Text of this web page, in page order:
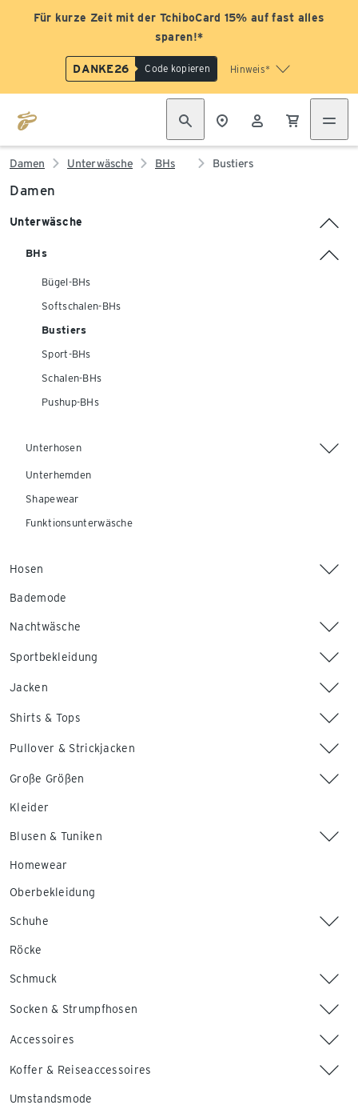
Für kurze Zeit mit der TchiboCard 15% auf fast alles
sparen!*
DANKE26 Code kopieren Hinweis*
Damen Unterwäsche BHs Bustiers
Damen
Unterwäsche
BHs
Bügel-BHs
Softschalen-BHs
Bustiers
Sport-BHs
Schalen-BHs
Pushup-BHs
Unterhosen
Unterhemden
Shapewear
Funktionsunterwäsche
Hosen
Bademode
Nachtwäsche
Sportbekleidung
Jacken
Shirts & Tops
Pullover & Strickjacken
Große Größen
Kleider
Blusen & Tuniken
Homewear
Oberbekleidung
Schuhe
Röcke
Schmuck
Socken & Strumpfhosen
Accessoires
Koffer & Reiseaccessoires
Umstandsmode